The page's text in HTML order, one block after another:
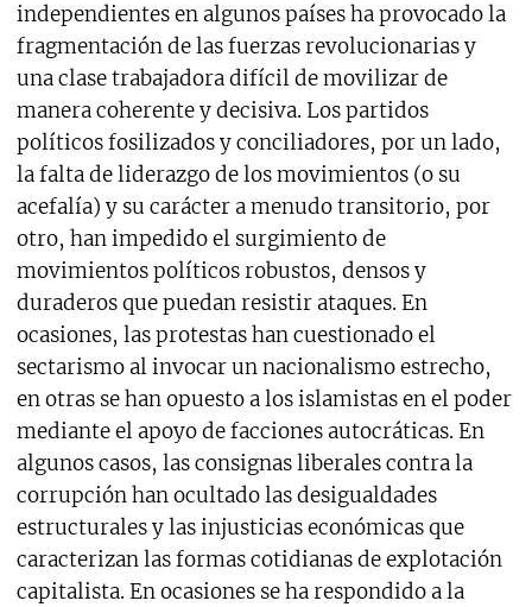
independientes en algunos países ha provocado la
fragmentación de las fuerzas revolucionarias y
una clase trabajadora difícil de movilizar de
manera coherente y decisiva. Los partidos
políticos fosilizados y conciliadores, por un lado,
la falta de liderazgo de los movimientos (o su
acefalía) y su carácter a menudo transitorio, por
otro, han impedido el surgimiento de
movimientos políticos robustos, densos y
duraderos que puedan resistir ataques. En
ocasiones, las protestas han cuestionado el
sectarismo al invocar un nacionalismo estrecho,
en otras se han opuesto a los islamistas en el poder
mediante el apoyo de facciones autocráticas. En
algunos casos, las consignas liberales contra la
corrupción han ocultado las desigualdades
estructurales y las injusticias económicas que
caracterizan las formas cotidianas de explotación
capitalista. En ocasiones se ha respondido a la